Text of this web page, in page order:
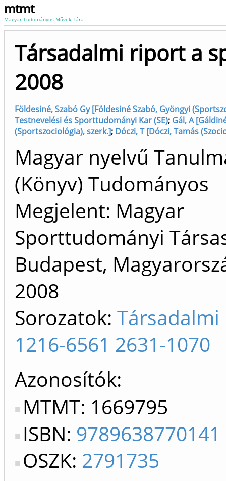
mtmt
Magyar Tudományos Művek Tára
Társadalmi riport a
2008
Földesiné, Szabó Gy [Földesiné Szabó, Gyöngyi
Testnevelési és Sporttudományi Kar (SE); Gál, A
(Sportszociológia), szerk.]; Dóczi, T [Dóczi, Tamás
Magyar nyelvű
(Könyv) Tudományos
Megjelent: Magyar
Sporttudományi
Budapest,
2008
Sorozatok:
1216-6561 2631-1070
Azonosítók
MTMT: 1669795
ISBN: 9789638770141
OSZK: 2791735